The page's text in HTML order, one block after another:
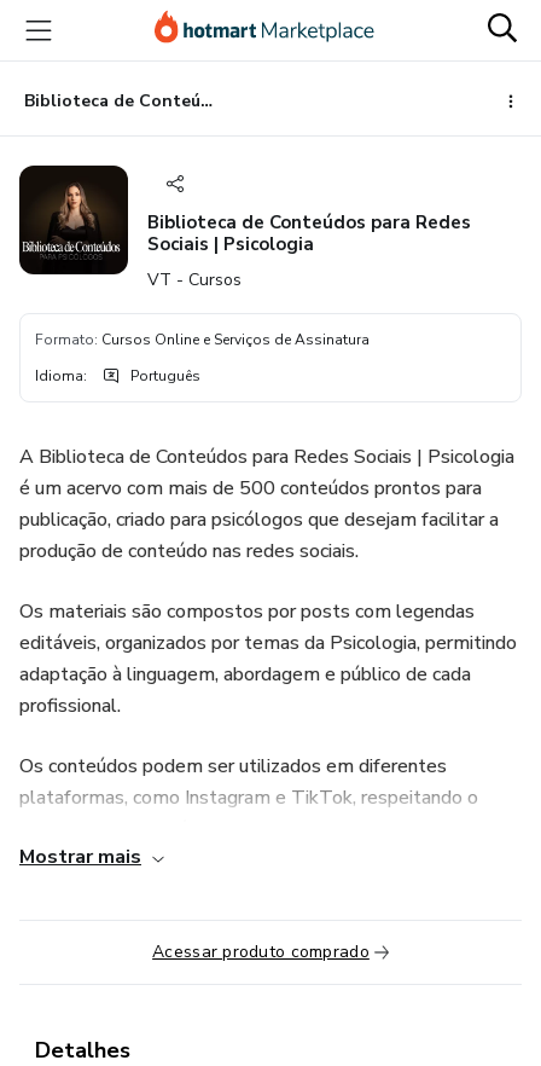
para
conteúdo
principal
para
pagamento
para
rodapé
Biblioteca de Conteúdos para Redes Sociais | Psicologia
Biblioteca de Conteúdos para Redes
Sociais | Psicologia
VT - Cursos
Formato: Cursos Online e Serviços de Assinatura
Idioma: Português
A Biblioteca de Conteúdos para Redes Sociais | Psicologia
é um acervo com mais de 500 conteúdos prontos para
publicação, criado para psicólogos que desejam facilitar a
produção de conteúdo nas redes sociais.
Os materiais são compostos por posts com legendas
editáveis, organizados por temas da Psicologia, permitindo
adaptação à linguagem, abordagem e público de cada
profissional.
Os conteúdos podem ser utilizados em diferentes
plataformas, como Instagram e TikTok, respeitando o
profissional do psicólogo, oferecendo praticidade,
organização e constância na produção de conteúdo digital.
Mostrar mais
Acessar produto comprado
Detalhes